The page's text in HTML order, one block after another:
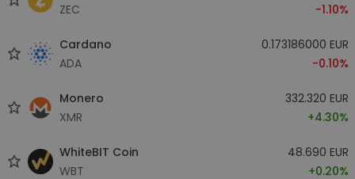
ZEC
-1.10%
Cardano
ADA
0.173186000 EUR
-0.10%
Monero
XMR
332.320 EUR
+4.30%
WhiteBIT Coin
WBT
48.690 EUR
+0.20%